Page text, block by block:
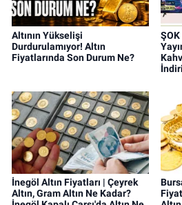
Altının Yükselişi
Durdurulamıyor! Altın
Fiyatlarında Son Durum Ne?
İnegöl Altın Fiyatları | Çeyrek
Altın, Gram Altın Ne Kadar?